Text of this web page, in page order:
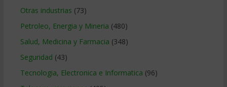
Otras industrias (73)
Petroleo, Energia y Mineria (480)
Salud, Medicina y Farmacia (348)
Seguridad (43)
Tecnologia, Electronica e Informatica (96)